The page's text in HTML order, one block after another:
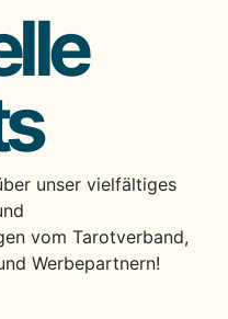
unser vielfältiges
vom Tarotverband,
Werbepartnern!